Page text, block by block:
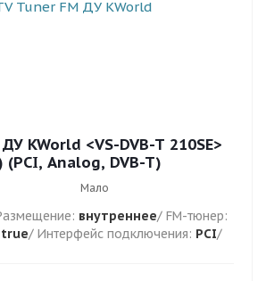
KWorld <VS-DVB-T 210SE>
(PCI, Analog, DVB-T)
Мало
внутреннее/ FM-тюнер:
true/ Интерфейс подключения: PCI/